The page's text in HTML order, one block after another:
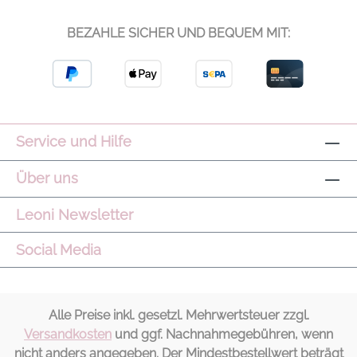
anliegend mit leichtem Support,
herausnehmbare Cups für individuelle
Anpassung, schmale Träger und
Material: 75% Polyester, 25% Elasthan
bleichen, nicht im Trockner trocknen, nicht
ähnlichen Farben waschen, direkt nach dem
Waschen entnehmen, auf der Leine
trocknen Hinweis: Leichte
Farbabweichungen können aufgrund der
BEZAHLE SICHER UND BEQUEM MIT:
Service und Hilfe
Über uns
Leoni Newsletter
Social Media
Alle Preise inkl. gesetzl. Mehrwertsteuer zzgl.
Versandkosten und ggf. Nachnahmegebühren, wenn
nicht anders angegeben. Der Mindestbestellwert beträgt